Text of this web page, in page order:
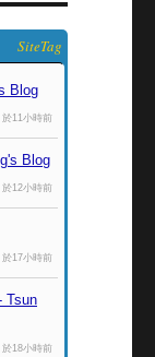
SiteTag